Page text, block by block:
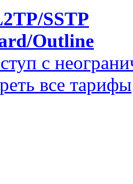
SSTP
Outline
с
все тарифы